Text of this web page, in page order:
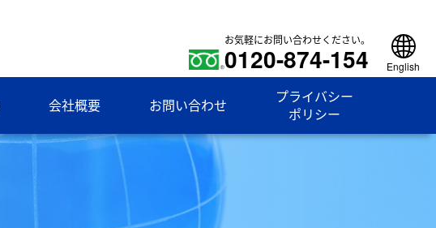
お気軽にお問い合わせください。
0120-874-154 English
会社概要 お問い合わせ
プライバシー
ポリシー